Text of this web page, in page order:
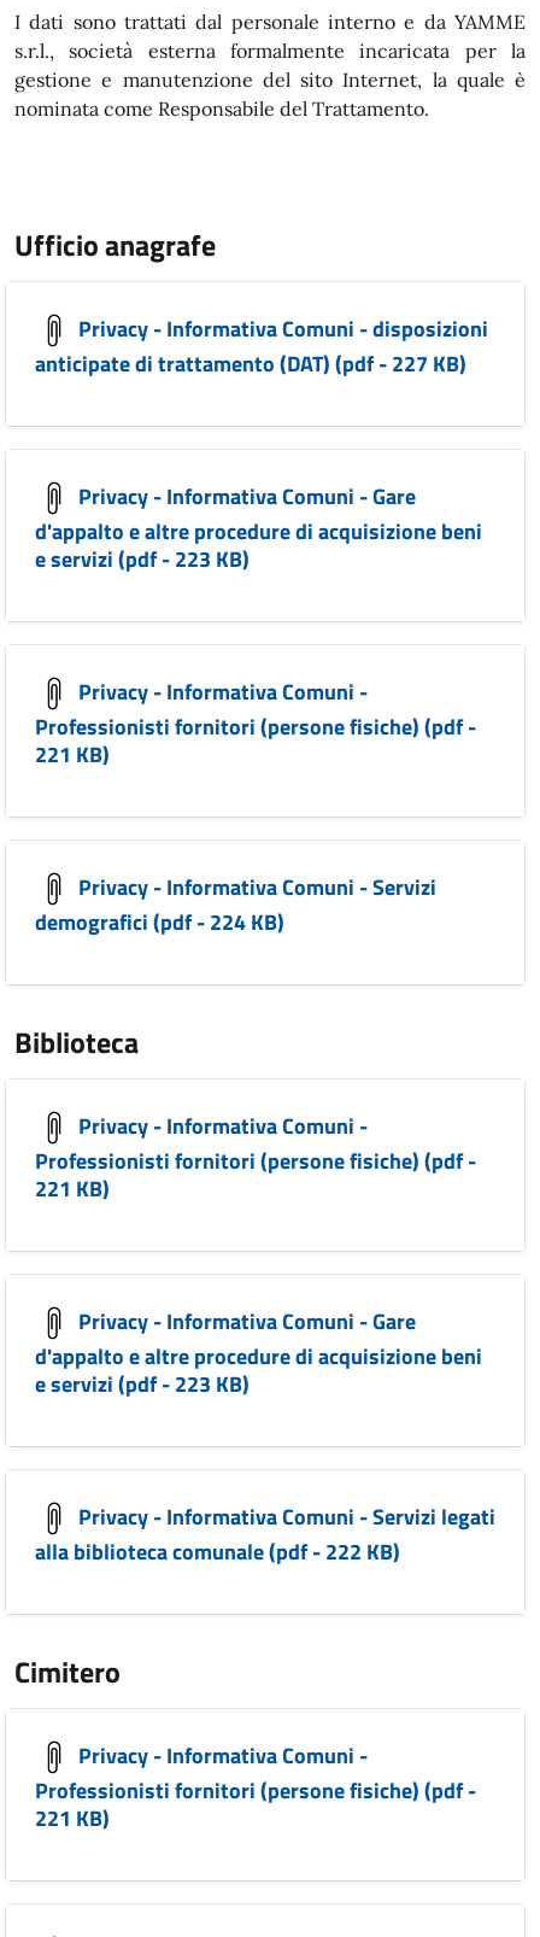
I dati sono trattati dal personale interno e da YAMME
s.r.l., società esterna formalmente incaricata per la
gestione e manutenzione del sito Internet, la quale è
nominata come Responsabile del Trattamento.
Ufficio anagrafe
Privacy - Informativa Comuni - disposizioni
anticipate di trattamento (DAT) (pdf - 227 KB)
Privacy - Informativa Comuni - Gare
d'appalto e altre procedure di acquisizione beni
e servizi (pdf - 223 KB)
Privacy - Informativa Comuni -
Professionisti fornitori (persone fisiche) (pdf -
221 KB)
Privacy - Informativa Comuni - Servizi
demografici (pdf - 224 KB)
Biblioteca
Privacy - Informativa Comuni -
Professionisti fornitori (persone fisiche) (pdf -
221 KB)
Privacy - Informativa Comuni - Gare
d'appalto e altre procedure di acquisizione beni
e servizi (pdf - 223 KB)
Privacy - Informativa Comuni - Servizi legati
alla biblioteca comunale (pdf - 222 KB)
Cimitero
Privacy - Informativa Comuni -
Professionisti fornitori (persone fisiche) (pdf -
221 KB)